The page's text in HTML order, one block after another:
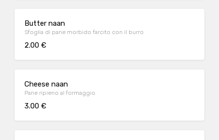
Butter naan
Sfoglia di pane morbido farcito con il burro
2.00 €
Cheese naan
Pane ripieno al formaggio
3.00 €